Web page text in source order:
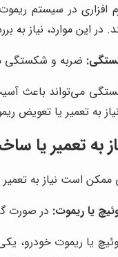
در این موارد، نیاز
ضربه و شکستگی
می‌تواند باعث
به تعمیر یا تعویض
به تعمیر یا
است نیاز به
یا ریموت: در صورت
یا ریموت خودرو،